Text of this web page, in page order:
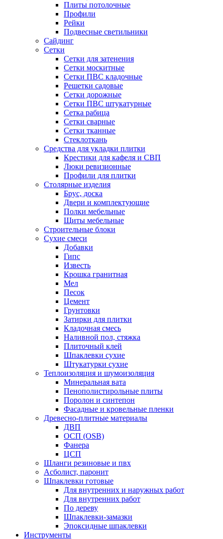
Плиты потолочные
Профили
Рейки
Подвесные светильники
Сайдинг
Сетки
Сетки для затенения
Сетки москитные
Сетки ПВС кладочные
Решетки садовые
Сетки дорожные
Сетки ПВС штукатурные
Сетка рабица
Сетки сварные
Сетки тканные
Стеклоткань
Средства для укладки плитки
Крестики для кафеля и СВП
Люки ревизионные
Профили для плитки
Столярные изделия
Брус, доска
Двери и комплектующие
Полки мебельные
Щиты мебельные
Строительные блоки
Сухие смеси
Добавки
Гипс
Известь
Крошка гранитная
Мел
Песок
Цемент
Грунтовки
Затирки для плитки
Кладочная смесь
Наливной пол, стяжка
Плиточный клей
Шпаклевки сухие
Штукатурки сухие
Теплоизоляция и шумоизоляция
Минеральная вата
Пенополистирольные плиты
Поролон и синтепон
Фасадные и кровельные пленки
Древесно-плитные материалы
ДВП
ОСП (OSB)
Фанера
ЦСП
Шланги резиновые и пвх
Асболист, паронит
Шпаклевки готовые
Для внутренних и наружных работ
Для внутренних работ
По дереву
Шпаклевки-замазки
Эпоксидные шпаклевки
Инструменты